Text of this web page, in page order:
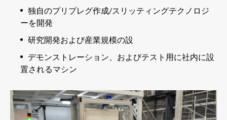
独自のプリプレグ作成/スリッティングテクノロジ
ーを開発
研究開発および産業規模の設
デモンストレーション、およびテスト用に社内に設
置されるマシン